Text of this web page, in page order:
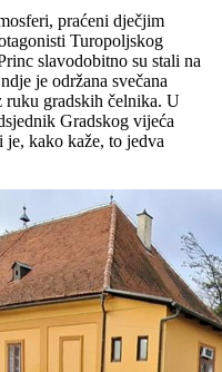
praćeni dječjim
Turopoljskog
slavodobitno su stali na
je održana svečana
ruku gradskih čelnika. U
Gradskog vijeća
kako kaže, to jedva